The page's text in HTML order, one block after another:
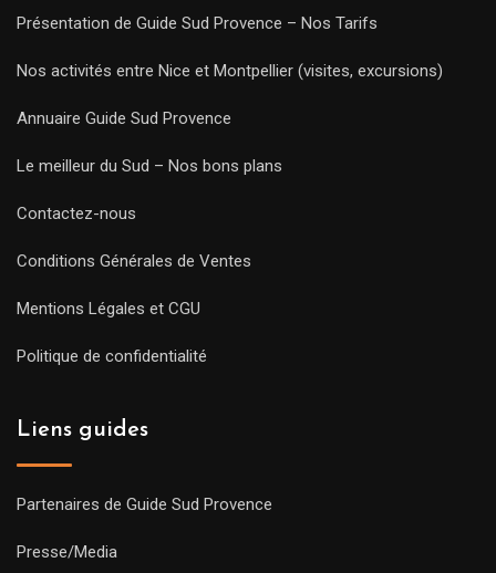
Présentation de Guide Sud Provence – Nos Tarifs
Nos activités entre Nice et Montpellier (visites, excursions)
Annuaire Guide Sud Provence
Le meilleur du Sud – Nos bons plans
Contactez-nous
Conditions Générales de Ventes
Mentions Légales et CGU
Politique de confidentialité
Liens guides
Partenaires de Guide Sud Provence
Presse/Media